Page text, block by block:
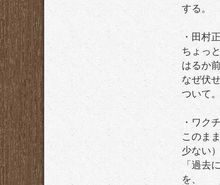
する。
・田村
ちょっ
はるか
なぜ伏
ついて
・ワク
このま
少ない
「過去
を、